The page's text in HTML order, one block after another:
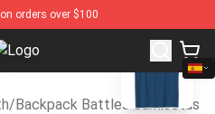
orders over $100
Battles Shop - Official
/Backpack Battles Camisetas
blank template